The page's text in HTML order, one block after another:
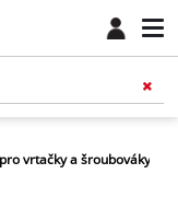
vrtačky a šroubováky